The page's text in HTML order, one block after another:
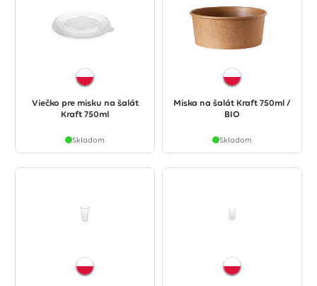
Viečko pre misku na šalát
Kraft 750ml
Skladom
Miska na šalát Kraft 750ml /
BIO
Skladom